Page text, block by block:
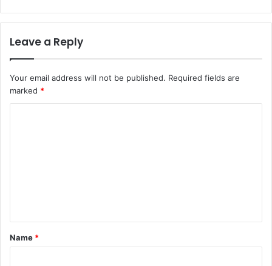
Leave a Reply
Your email address will not be published. Required fields are
marked *
t
*
Name *